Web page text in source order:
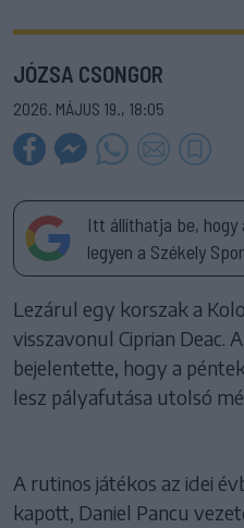
JÓZSA CSONGOR
2026. MÁJUS 19., 18:05
Itt állíthatja be, hogy
legyen a Székely
Lezárul egy korszak a
visszavonul Ciprian Deac.
bejelentette, hogy a
lesz pályafutása utolsó
A rutinos játékos az idei
kapott, Daniel Pancu